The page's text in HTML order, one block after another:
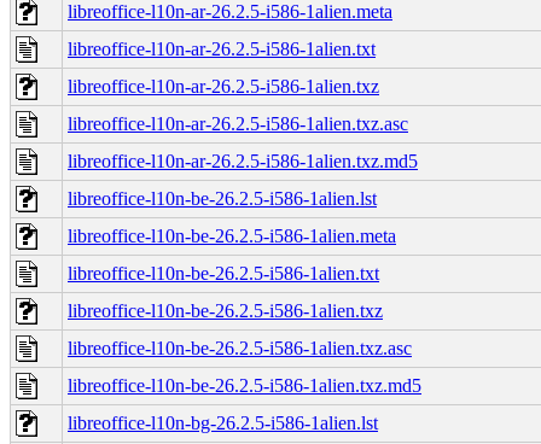
libreoffice-l10n-ar-26.2.5-i586-1alien.meta
libreoffice-l10n-ar-26.2.5-i586-1alien.txt
libreoffice-l10n-ar-26.2.5-i586-1alien.txz
libreoffice-l10n-ar-26.2.5-i586-1alien.txz.asc
libreoffice-l10n-ar-26.2.5-i586-1alien.txz.md5
libreoffice-l10n-be-26.2.5-i586-1alien.lst
libreoffice-l10n-be-26.2.5-i586-1alien.meta
libreoffice-l10n-be-26.2.5-i586-1alien.txt
libreoffice-l10n-be-26.2.5-i586-1alien.txz
libreoffice-l10n-be-26.2.5-i586-1alien.txz.asc
libreoffice-l10n-be-26.2.5-i586-1alien.txz.md5
libreoffice-l10n-bg-26.2.5-i586-1alien.lst